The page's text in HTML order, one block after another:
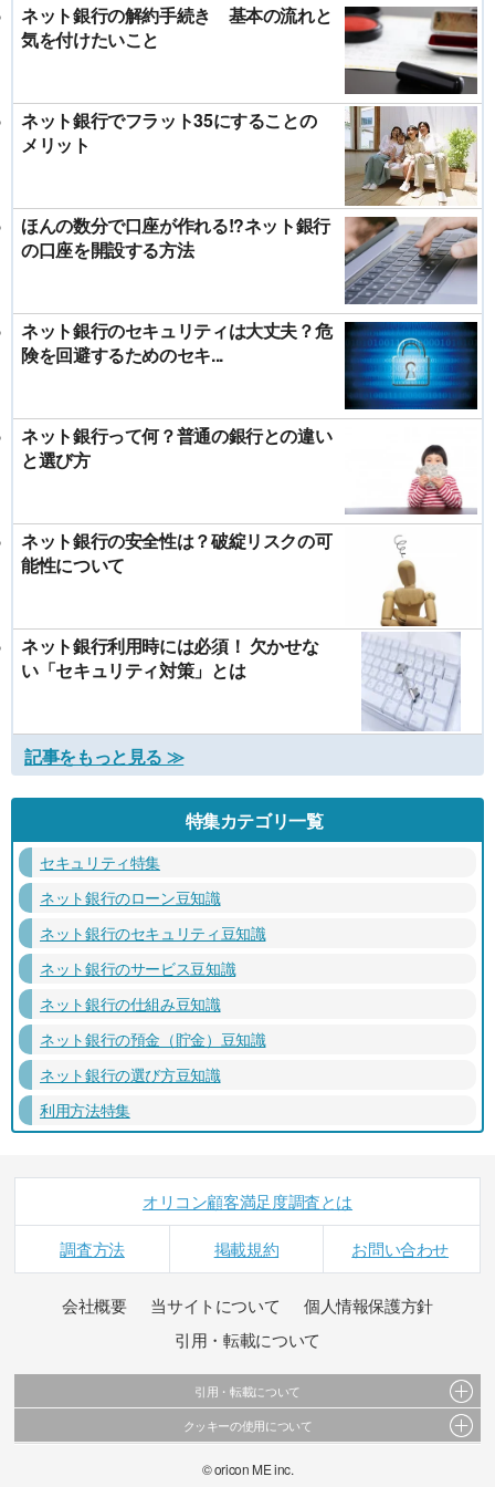
ネット銀行の解約手続き 基本の流れと
気を付けたいこと
ネット銀行でフラット35にすることの
メリット
ほんの数分で口座が作れる!?ネット銀行
の口座を開設する方法
ネット銀行のセキュリティは大丈夫？危
険を回避するためのセキ...
ネット銀行って何？普通の銀行との違い
と選び方
ネット銀行の安全性は？破綻リスクの可
能性について
ネット銀行利用時には必須！ 欠かせな
い「セキュリティ対策」とは
記事をもっと見る ≫
特集カテゴリ一覧
セキュリティ特集
ネット銀行のローン豆知識
ネット銀行のセキュリティ豆知識
ネット銀行のサービス豆知識
ネット銀行の仕組み豆知識
ネット銀行の預金（貯金）豆知識
ネット銀行の選び方豆知識
利用方法特集
オリコン顧客満足度調査とは
調査方法 掲載規約 お問い合わせ
会社概要 当サイトについて
個人情報保護方針
引用・転載について
引用・転載について
当サイトで公開されている情報（文字、写真、イラスト、画像データ等）及びこれらの配
これらの情報を権利者の許可なく無断転載・複製などの二次利用を行うことは固く禁じてお
クッキーの使用について
このサイトでは Cookie を使用して、ユーザーに合わせたコンテンツや広告の表示、ソーシャ
© oricon ME inc.